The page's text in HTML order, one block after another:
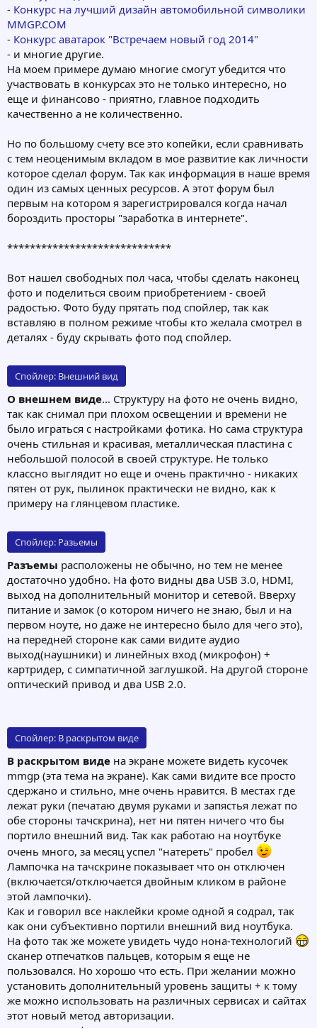
- Конкурс на лучший дизайн автомобильной символики
MMGP.COM
- Конкурс аватарок "Встречаем новый год 2014"
- и многие другие.
На моем примере думаю многие смогут убедится что
участвовать в конкурсах это не только интересно, но
еще и финансово - приятно, главное подходить
качественно а не количественно.
Но по большому счету все это копейки, если сравнивать
с тем неоценимым вкладом в мое развитие как личности
которое сделал форум. Так как информация в наше время
один из самых ценных ресурсов. А этот форум был
первым на котором я зарегистрировался когда начал
бороздить просторы "заработка в интернете".
*****************************
Вот нашел свободных пол часа, чтобы сделать наконец
фото и поделиться своим приобретением - своей
радостью. Фото буду прятать под спойлер, так как
вставляю в полном режиме чтобы кто желала смотрел в
деталях - буду скрывать фото под спойлер.
Спойлер: Внешний вид
О внешнем виде... Структуру на фото не очень видно,
так как снимал при плохом освещении и времени не
было играться с настройками фотика. Но сама структура
очень стильная и красивая, металлическая пластина с
небольшой полосой в своей структуре. Не только
классно выглядит но еще и очень практично - никаких
пятен от рук, пылинок практически не видно, как к
примеру на глянцевом пластике.
Спойлер: Разьемы
Разъемы расположены не обычно, но тем не менее
достаточно удобно. На фото видны два USB 3.0, HDMI,
выход на дополнительный монитор и сетевой. Вверху
питание и замок (о котором ничего не знаю, был и на
первом ноуте, но даже не интересно было для чего это),
на передней стороне как сами видите аудио
выход(наушники) и линейных вход (микрофон) +
картридер, с симпатичной заглушкой. На другой стороне
оптический привод и два USB 2.0.
Спойлер: В раскрытом виде
В раскрытом виде на экране можете видеть кусочек
mmgp (эта тема на экране). Как сами видите все просто
сдержано и стильно, мне очень нравится. В местах где
лежат руки (печатаю двумя руками и запястья лежат по
обе стороны тачскрина), нет ни пятен ничего что бы
портило внешний вид. Так как работаю на ноутбуке
очень много, за месяц успел "натереть" пробел
Лампочка на тачскрине показывает что он отключен
(включается/отключается двойным кликом в районе
этой лампочки).
Как и говорил все наклейки кроме одной я содрал, так
как они субъективно портили внешний вид ноутбука.
На фото так же можете увидеть чудо нона-технологий
сканер отпечатков пальцев, которым я еще не
пользовался. Но хорошо что есть. При желании можно
установить дополнительный уровень защиты + к тому
же можно использовать на различных сервисах и сайтах
этот новый метод авторизации.